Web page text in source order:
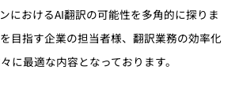
におけるAI翻訳の可能性を多角的に探りま
目指す企業の担当者様、翻訳業務の効率化
に最適な内容となっております。